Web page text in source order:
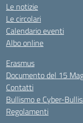
Le notizie
Le circolari
Calendario eventi
Albo online
Erasmus
Documento del 15
Contatti
Bullismo e Cyber-
Regolamenti